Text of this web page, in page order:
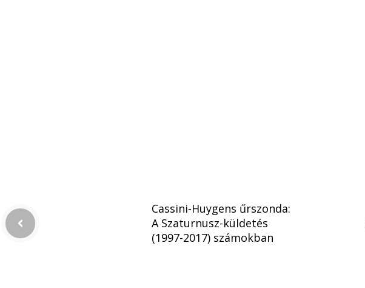
Cassini-Huygens űrszonda:
A Szaturnusz-küldetés
(1997-2017) számokban